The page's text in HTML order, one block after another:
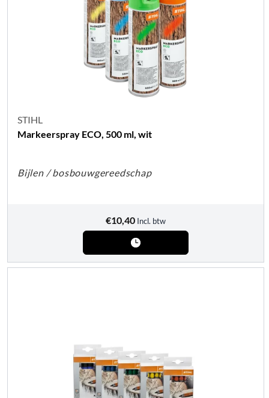
STIHL
Markeerspray ECO, 500 ml, wit
Bijlen / bosbouwgereedschap
€10,40 Incl. btw